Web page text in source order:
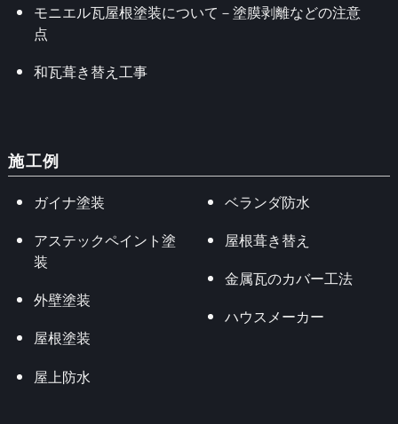
モニエル瓦屋根塗装について－塗膜剥離などの注意
点
和瓦葺き替え工事
施工例
ガイナ塗装
アステックペイント塗
装
外壁塗装
屋根塗装
屋上防水
ベランダ防水
屋根葺き替え
金属瓦のカバー工法
ハウスメーカー